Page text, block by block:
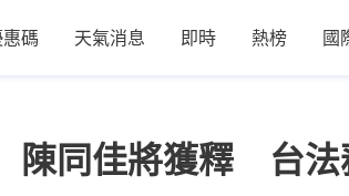
碼 天氣消息 即時 熱榜 國
陳同佳將獲釋 台